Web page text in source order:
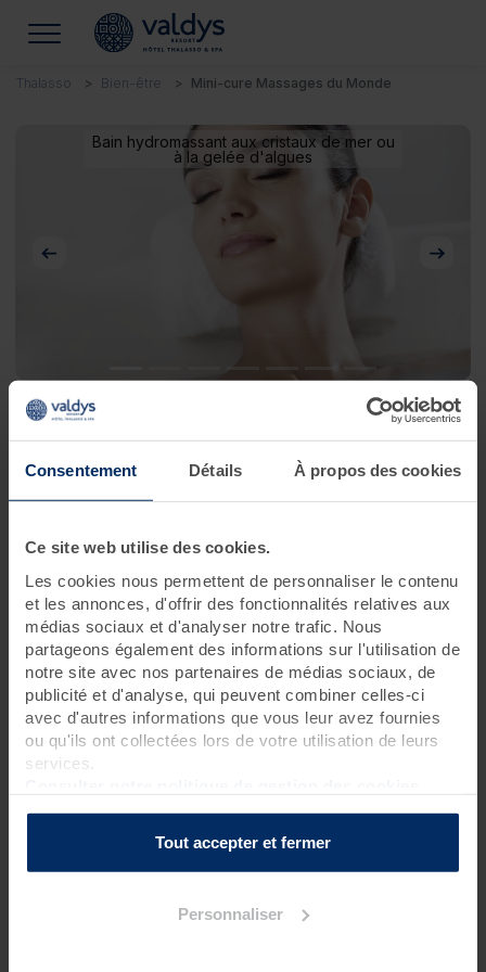
Consentement Détails À propos des cookies
Ce site web utilise des cookies.
Les cookies nous permettent de personnaliser le contenu
et les annonces, d'offrir des fonctionnalités relatives aux
médias sociaux et d'analyser notre trafic. Nous
partageons également des informations sur l'utilisation de
notre site avec nos partenaires de médias sociaux, de
publicité et d'analyse, qui peuvent combiner celles-ci
avec d'autres informations que vous leur avez fournies
ou qu'ils ont collectées lors de votre utilisation de leurs
services.
Tout accepter et fermer
Personnaliser
Thalasso Bien-être Mini-cure Massages du Monde
Bain hydromassant aux cristaux de mer ou
à la gelée d'algues
Mini-cure Massages du Monde
Je souhaite voyager les yeux fermés !
aux techniques ancestrales assure bien-être et détente. Les
soins thalasso dispensés dans cette cure permettent quant à
eux de profiter pleinement des bienfaits marins. Sensation
d’évasion et de voyage aux quatre coins du monde assurée !
Programme des soins
Soins thalasso
matelas d'eau chauffant ?
2 enveloppements voyage des sens sur matelas d'eau